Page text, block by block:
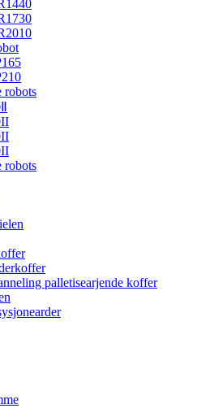
robots
robots
palletisearjende koffer